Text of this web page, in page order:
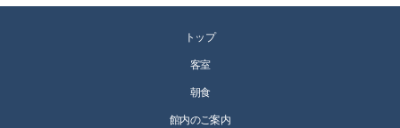
トップ
客室
朝食
館内のご案内